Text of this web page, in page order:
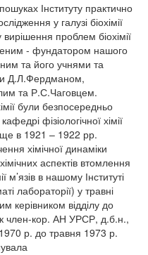
Інституту практично
у галузі біохімії
проблем біохімії
- фундатором нашого
та його учнями та
Д.Л.Фердманом,
та Р.С.Чаговцем.
були безпосередньо
фізіологічної хімії
ще в 1921 – 1922 рр.
хімічної динаміки
аспектів втомлення
м’язів в нашому Інституті
лабораторії) у травні
керівником відділу до
член-кор. АН УРСР, д.б.н.,
р. до травня 1973 р.